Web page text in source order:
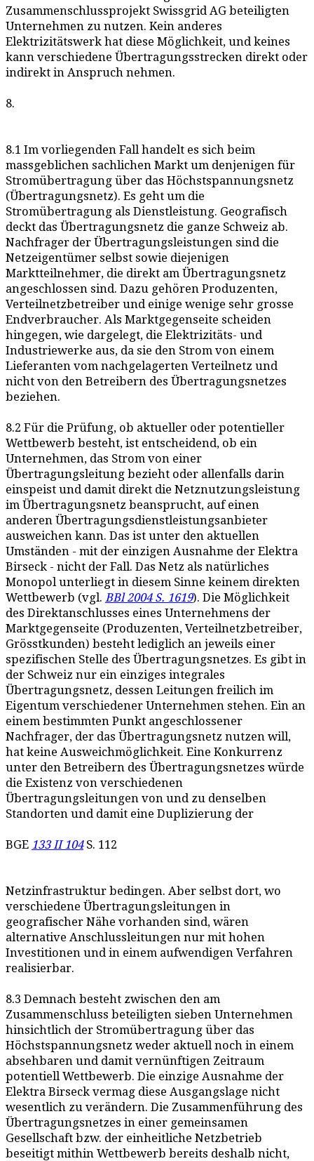
Zusammenschlussprojekt Swissgrid AG beteiligten
Unternehmen zu nutzen. Kein anderes
Elektrizitätswerk hat diese Möglichkeit, und keines
kann verschiedene Übertragungsstrecken direkt oder
indirekt in Anspruch nehmen.
8.
8.1 Im vorliegenden Fall handelt es sich beim
massgeblichen sachlichen Markt um denjenigen für
Stromübertragung über das Höchstspannungsnetz
(Übertragungsnetz). Es geht um die
Stromübertragung als Dienstleistung. Geografisch
deckt das Übertragungsnetz die ganze Schweiz ab.
Nachfrager der Übertragungsleistungen sind die
Netzeigentümer selbst sowie diejenigen
Marktteilnehmer, die direkt am Übertragungsnetz
angeschlossen sind. Dazu gehören Produzenten,
Verteilnetzbetreiber und einige wenige sehr grosse
Endverbraucher. Als Marktgegenseite scheiden
hingegen, wie dargelegt, die Elektrizitäts- und
Industriewerke aus, da sie den Strom von einem
Lieferanten vom nachgelagerten Verteilnetz und
nicht von den Betreibern des Übertragungsnetzes
beziehen.
8.2 Für die Prüfung, ob aktueller oder potentieller
Wettbewerb besteht, ist entscheidend, ob ein
Unternehmen, das Strom von einer
Übertragungsleitung bezieht oder allenfalls darin
einspeist und damit direkt die Netznutzungsleistung
im Übertragungsnetz beansprucht, auf einen
anderen Übertragungsdienstleistungsanbieter
ausweichen kann. Das ist unter den aktuellen
Umständen - mit der einzigen Ausnahme der Elektra
Birseck - nicht der Fall. Das Netz als natürliches
Monopol unterliegt in diesem Sinne keinem direkten
Wettbewerb (vgl. BBl 2004 S. 1619). Die Möglichkeit
des Direktanschlusses eines Unternehmens der
Marktgegenseite (Produzenten, Verteilnetzbetreiber,
Grösstkunden) besteht lediglich an jeweils einer
spezifischen Stelle des Übertragungsnetzes. Es gibt in
der Schweiz nur ein einziges integrales
Übertragungsnetz, dessen Leitungen freilich im
Eigentum verschiedener Unternehmen stehen. Ein an
einem bestimmten Punkt angeschlossener
Nachfrager, der das Übertragungsnetz nutzen will,
hat keine Ausweichmöglichkeit. Eine Konkurrenz
unter den Betreibern des Übertragungsnetzes würde
die Existenz von verschiedenen
Übertragungsleitungen von und zu denselben
Standorten und damit eine Duplizierung der
BGE 133 II 104S. 112
Netzinfrastruktur bedingen. Aber selbst dort, wo
verschiedene Übertragungsleitungen in
geografischer Nähe vorhanden sind, wären
alternative Anschlussleitungen nur mit hohen
Investitionen und in einem aufwendigen Verfahren
realisierbar.
8.3 Demnach besteht zwischen den am
Zusammenschluss beteiligten sieben Unternehmen
hinsichtlich der Stromübertragung über das
Höchstspannungsnetz weder aktuell noch in einem
absehbaren und damit vernünftigen Zeitraum
potentiell Wettbewerb. Die einzige Ausnahme der
Elektra Birseck vermag diese Ausgangslage nicht
wesentlich zu verändern. Die Zusammenführung des
Übertragungsnetzes in einer gemeinsamen
Gesellschaft bzw. der einheitliche Netzbetrieb
beseitigt mithin Wettbewerb bereits deshalb nicht,